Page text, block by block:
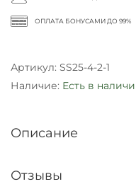
ОПЛАТА БОНУСАМИ ДО 99%
Артикул: SS25-4-2-1
Наличие: Есть в
Описание
Отзывы